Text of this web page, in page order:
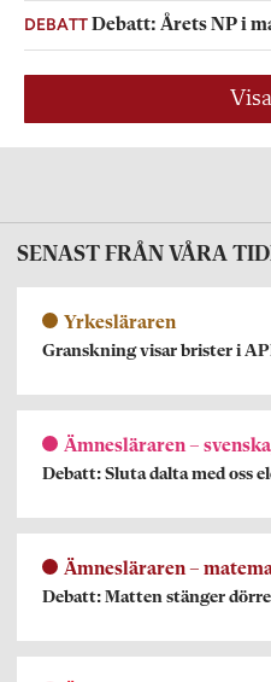
DEBATTDebatt: Årets NP i
SENAST FRÅN VÅRA
Yrkesläraren
Granskning visar brister i
Ämnesläraren –
Debatt: Sluta dalta med oss
Ämnesläraren –
Debatt: Matten stänger